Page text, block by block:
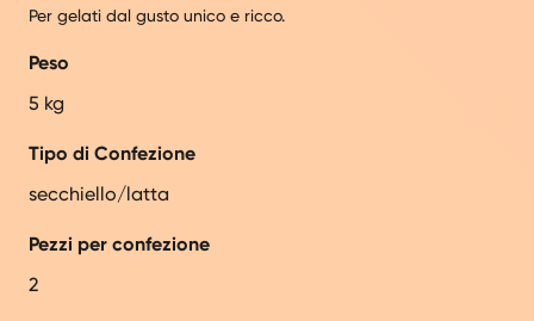
Per gelati dal gusto unico e ricco.
Peso
5 kg
Tipo di Confezione
secchiello/latta
Pezzi per confezione
2